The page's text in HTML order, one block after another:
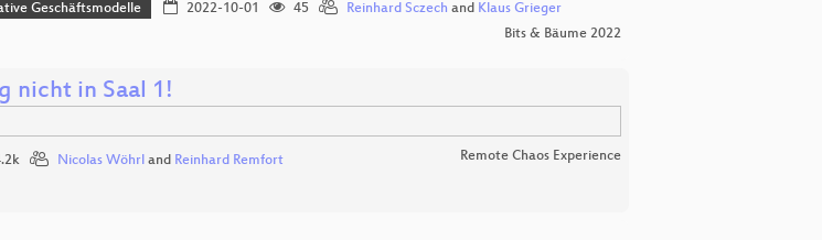
Geschäftsmodelle 2022-10-01 45 Reinhard Sczech and Klaus Grieger
Bits & Bäume 2022
nicht in Saal 1!
Nicolas Wöhrland Reinhard Remfort Remote Chaos Experience